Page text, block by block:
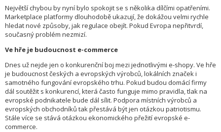
Největší chybou by nyní bylo spokojit se s několika dílčími opatřeními.
Marketplace platformy dlouhodobě ukazují, že dokážou velmi rychle
hledat nové způsoby, jak regulace obejít. Pokud Evropa nepřitvrdí,
současný problém nezmizí.
Ve hře je budoucnost e-commerce
Dnes už nejde jen o konkurenční boj mezi jednotlivými e-shopy. Ve hře
je budoucnost českých a evropských výrobců, lokálních značek i
samotného fungování evropského trhu. Pokud budou domácí firmy
dál soutěžit s konkurencí, která často funguje mimo pravidla, tlak na
evropské podnikatele bude dál sílit. Podpora místních výrobců a
evropských obchodníků tak přestává být jen otázkou patriotismu.
Stále více se stává otázkou ekonomického přežití evropské e-
commerce.